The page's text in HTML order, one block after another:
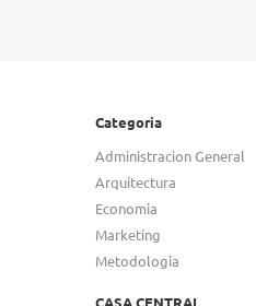
Categoria
Administracion General
Arquitectura
Economia
Marketing
Metodologia
CASA CENTRAL